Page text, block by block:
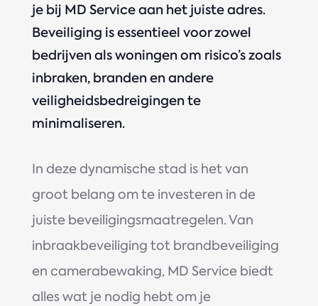
je bij MD Service aan het juiste adres.
Beveiliging is essentieel voor zowel
bedrijven als woningen om risico’s zoals
inbraken, branden en andere
veiligheidsbedreigingen te
minimaliseren.
In deze dynamische stad is het van
groot belang om te investeren in de
juiste beveiligingsmaatregelen. Van
inbraakbeveiliging tot brandbeveiliging
en camerabewaking, MD Service biedt
alles wat je nodig hebt om je